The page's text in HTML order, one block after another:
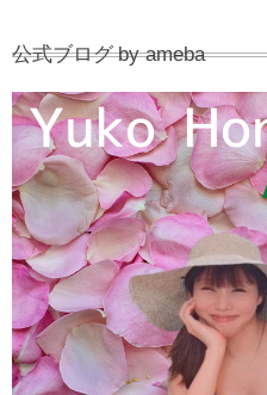
公式ブログ by ameba